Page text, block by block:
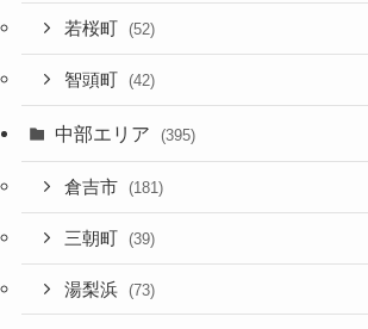
若桜町 (52)
智頭町 (42)
中部エリア (395)
倉吉市 (181)
三朝町 (39)
湯梨浜 (73)